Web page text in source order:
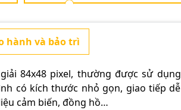
hành và bảo trì
84x48 pixel, thường được sử dụng
có kích thước nhỏ gọn, giao tiếp dễ
cảm biến, đồng hồ…